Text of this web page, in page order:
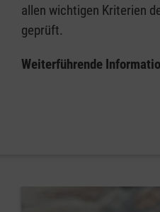
allen wichtigen Kriterien
geprüft.
Weiterführende